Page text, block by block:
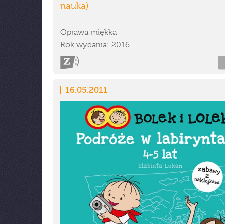
nauka)
Oprawa miękka
Rok wydania: 2016
16.05.2011